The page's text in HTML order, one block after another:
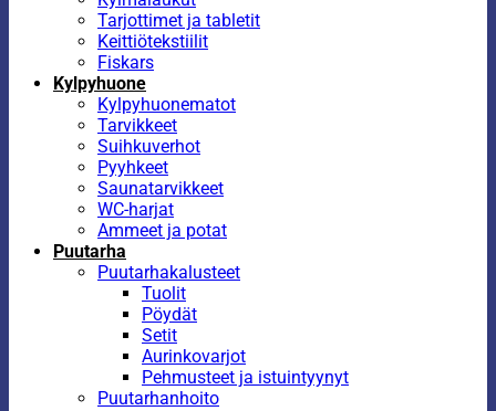
Tarjottimet ja tabletit
Keittiötekstiilit
Fiskars
Kylpyhuone
Kylpyhuonematot
Tarvikkeet
Suihkuverhot
Pyyhkeet
Saunatarvikkeet
WC-harjat
Ammeet ja potat
Puutarha
Puutarhakalusteet
Tuolit
Pöydät
Setit
Aurinkovarjot
Pehmusteet ja istuintyynyt
Puutarhanhoito